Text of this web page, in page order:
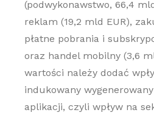
(podwykonawstwo, 66,4
reklam (19,2 mld EUR),
płatne pobrania i
oraz handel mobilny (3,6
wartości należy dodać
indukowany
aplikacji, czyli wpływ na